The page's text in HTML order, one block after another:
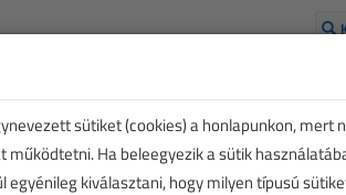
sütiket (cookies) a honlapunkon,
Ha beleegyezik a sütik
kiválasztani, hogy milyen típusú